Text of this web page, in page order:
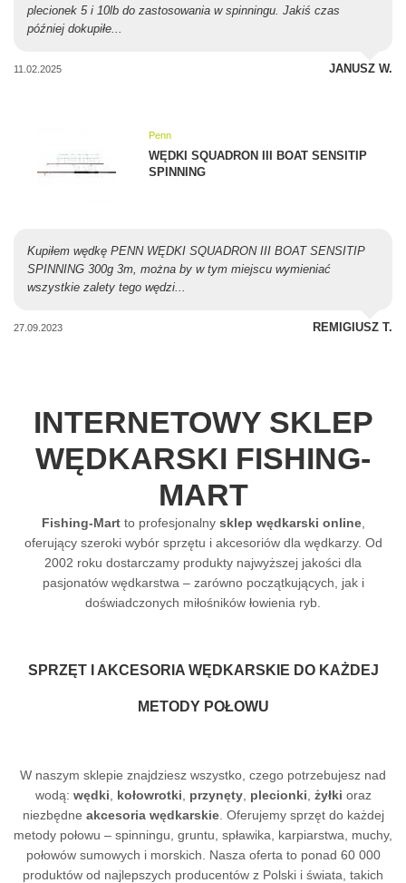
plecionek 5 i 10lb do zastosowania w spinningu. Jakiś czas
później dokupiłe...
11.02.2025 JANUSZ W.
Penn
WĘDKI SQUADRON III BOAT SENSITIP
SPINNING
Kupiłem wędkę PENN WĘDKI SQUADRON III BOAT SENSITIP
SPINNING 300g 3m, można by w tym miejscu wymieniać
wszystkie zalety tego wędzi...
27.09.2023 REMIGIUSZ T.
INTERNETOWY SKLEP
WĘDKARSKI FISHING-
MART
Fishing-Martto profesjonalny sklep wędkarski online,
oferujący szeroki wybór sprzętu i akcesoriów dla wędkarzy. Od
2002 roku dostarczamy produkty najwyższej jakości dla
pasjonatów wędkarstwa – zarówno początkujących, jak i
doświadczonych miłośników łowienia ryb.
SPRZĘT I AKCESORIA WĘDKARSKIE DO KAŻDEJ
METODY POŁOWU
W naszym sklepie znajdziesz wszystko, czego potrzebujesz nad
wodą: wędki kołowrotki przynęty, plecionki żyłki oraz
niezbędne akcesoria wędkarskie. Oferujemy sprzęt do każdej
metody połowu – spinningu, gruntu, spławika, karpiarstwa, muchy,
połowów sumowych i morskich. Nasza oferta to ponad 60 000
produktów od najlepszych producentów z Polski i świata, takich